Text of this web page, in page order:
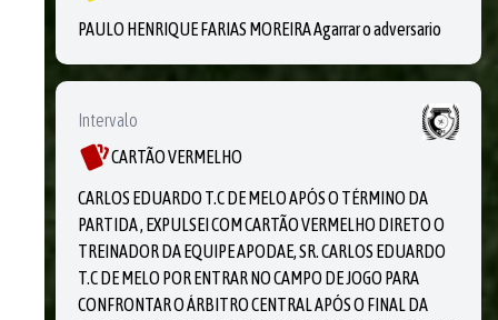
PAULO HENRIQUE FARIAS MOREIRA Agarrar o adversario
Intervalo
CARTÃO VERMELHO
CARLOS EDUARDO T.C DE MELO APÓS O TÉRMINO DA
PARTIDA , EXPULSEI COM CARTÃO VERMELHO DIRETO O
TREINADOR DA EQUIPE APODAE, SR. CARLOS EDUARDO
T.C DE MELO POR ENTRAR NO CAMPO DE JOGO PARA
CONFRONTAR O ÁRBITRO CENTRAL APÓS O FINAL DA